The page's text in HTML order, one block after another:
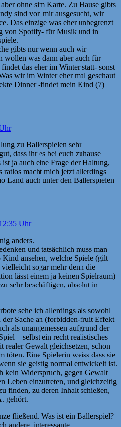
ohne sim Karte. Zu Hause gibts
sind von mir ausgesucht, wir
Das einzige was eher unbegrenzt
von Spotify- für Musik und in
gibts nur wenn auch wir
wollen was dann aber auch für
das eher im Winter statt- sonst
wir im Winter eher mal geschaut
Dinner -findet mein Kind (7)
zu Ballerspielen sehr
dass ihr es bei euch zuhause
ist ja auch eine Frage der Haltung,
ratlos macht mich jetzt allerdings
Land auch unter den Ballerspielen
Uhr
anders.
und tatsächlich muss man
ansehen, welche Spiele (gilt
sogar mehr denn die
lässt einem ja keinen Spielraum)
sehr beschäftigen, absolut in
sehe ich allerdings als sowohl
Sache an (forbidden-fruit Effekt
als unangemessen aufgrund der
– selbst ein recht realistisches –
realer Gewalt gleichsetzen, schon
töten. Eine Spielerin weiss dass sie
sie geistig normal entwickelt ist.
kein Widerspruch, gegen Gewalt
Leben einzutreten, und gleichzeitig
finden, zu deren Inhalt schießen,
gehört.
fließend. Was ist ein Ballerspiel?
andere, interessante